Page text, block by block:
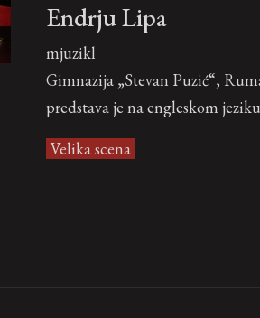
Endrju Lipa
mjuzikl
Gimnazija „Stevan Puzić“,
predstava je na engleskom jeziku
Velika scena